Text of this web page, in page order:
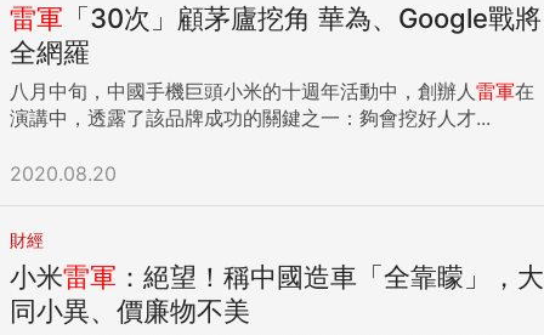
雷軍 「30次」顧茅廬挖角 華為、Google戰將
全網羅
八月中旬，中國手機巨頭小米的十週年活動中，創辦人 雷軍在
演講中，透露了該品牌成功的關鍵之一：夠會挖好人才...
2020.08.20
財經
小米雷軍 ：絕望！稱中國造車「全靠矇」，大
同小異、價廉物不美